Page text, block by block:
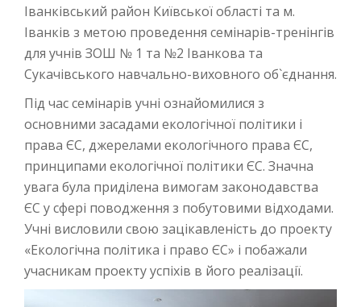
Іванківський район Київської області та м.
Іванків з метою проведення семінарів-тренінгів
для учнів ЗОШ № 1 та №2 Іванкова та
Сукачівського навчально-виховного об`єднання.
Під час семінарів учні ознайомилися з
основними засадами екологічної політики і
права ЄС, джерелами екологічного права ЄС,
принципами екологічної політики ЄС. Значна
увага була приділена вимогам законодавства
ЄС у сфері поводження з побутовими відходами.
Учні висловили свою зацікавленість до проекту
«Екологічна політика і право ЄС» і побажали
учасникам проекту успіхів в його реалізації.